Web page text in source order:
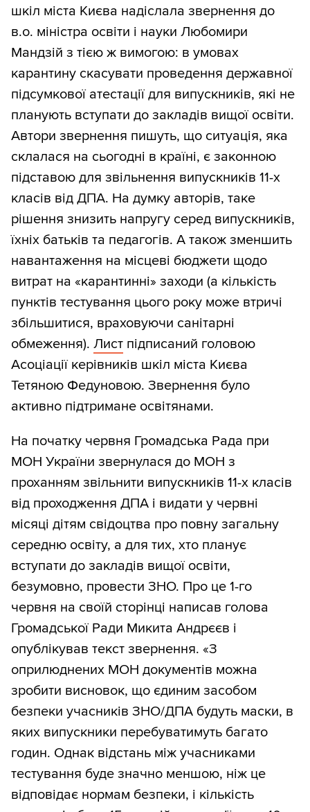
шкіл міста Києва надіслала звернення до
в.о. міністра освіти і науки Любомири
Мандзій з тією ж вимогою: в умовах
карантину скасувати проведення державної
підсумкової атестації для випускників, які не
планують вступати до закладів вищої освіти.
Автори звернення пишуть, що ситуація, яка
склалася на сьогодні в країні, є законною
підставою для звільнення випускників 11-х
класів від ДПА. На думку авторів, таке
рішення знизить напругу серед випускників,
їхніх батьків та педагогів. А також зменшить
навантаження на місцеві бюджети щодо
витрат на «карантинні» заходи (а кількість
пунктів тестування цього року може втричі
збільшитися, враховуючи санітарні
обмеження). Лист підписаний головою
Асоціації керівників шкіл міста Києва
Тетяною Федуновою. Звернення було
активно підтримане освітянами.
На початку червня Громадська Рада при
МОН України звернулася до МОН з
проханням звільнити випускників 11-х класів
від проходження ДПА і видати у червні
місяці дітям свідоцтва про повну загальну
середню освіту, а для тих, хто планує
вступати до закладів вищої освіти,
безумовно, провести ЗНО. Про це 1-го
червня на своїй сторінці написав голова
Громадської Ради Микита Андрєєв і
опублікував текст звернення. «З
оприлюднених МОН документів можна
зробити висновок, що єдиним засобом
безпеки учасників ЗНО/ДПА будуть маски, в
яких випускники перебуватимуть багато
годин. Однак відстань між учасниками
тестування буде значно меншою, ніж це
відповідає нормам безпеки, і кількість